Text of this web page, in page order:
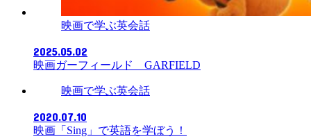
映画で学ぶ英会話
2025.05.02
映画ガーフィールド GARFIELD
映画で学ぶ英会話
2020.07.10
映画「Sing」で英語を学ぼう！